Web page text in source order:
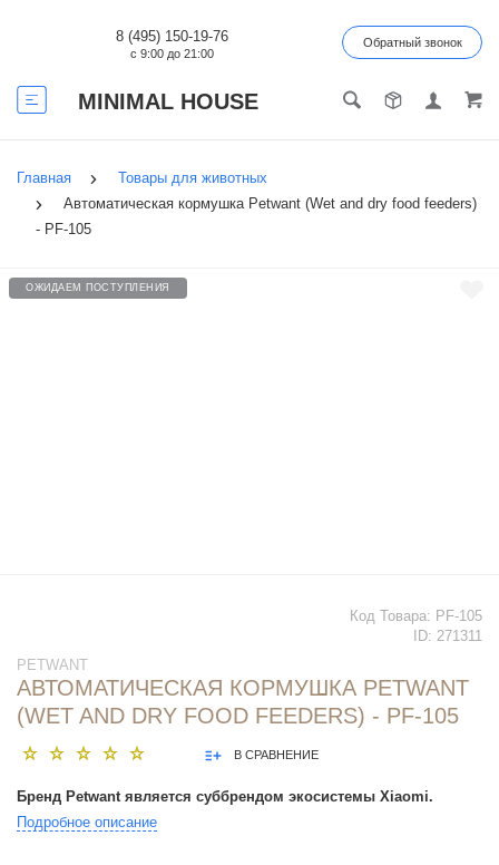
MINIMAL HOUSE
8 (495) 150-19-76
с 9:00 до 21:00
Обратный звонок
Главная
Товары для животных
Автоматическая кормушка Petwant (Wet and dry food feeders)
- PF-105
ОЖИДАЕМ ПОСТУПЛЕНИЯ
Код Товара: PF-105
ID: 271311
PETWANT
АВТОМАТИЧЕСКАЯ КОРМУШКА PETWANT
(WET AND DRY FOOD FEEDERS) - PF-105
В СРАВНЕНИЕ
Бренд Petwant является суббрендом экосистемы Xiaomi.
Подробное описание